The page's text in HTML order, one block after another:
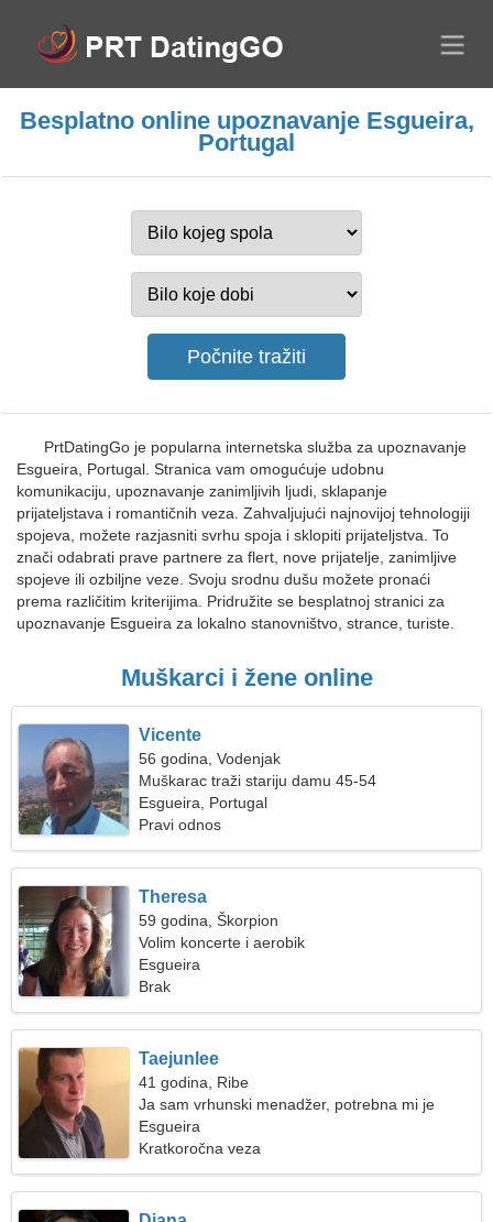
Besplatno online upoznavanje Esgueira,
Portugal
PrtDatingGo je popularna internetska služba za upoznavanje
Esgueira, Portugal. Stranica vam omogućuje udobnu
komunikaciju, upoznavanje zanimljivih ljudi, sklapanje
prijateljstava i romantičnih veza. Zahvaljujući najnovijoj tehnologiji
spojeva, možete razjasniti svrhu spoja i sklopiti prijateljstva. To
znači odabrati prave partnere za flert, nove prijatelje, zanimljive
spojeve ili ozbiljne veze. Svoju srodnu dušu možete pronaći
prema različitim kriterijima. Pridružite se besplatnoj stranici za
upoznavanje Esgueira za lokalno stanovništvo, strance, turiste.
Muškarci i žene online
Vicente
56 godina, Vodenjak
Muškarac traži stariju damu 45-54
Esgueira, Portugal
Pravi odnos
Theresa
59 godina, Škorpion
Volim koncerte i aerobik
Esgueira
Brak
Taejunlee
41 godina, Ribe
Ja sam vrhunski menadžer, potrebna mi je
društvena žena
Esgueira
Kratkoročna veza